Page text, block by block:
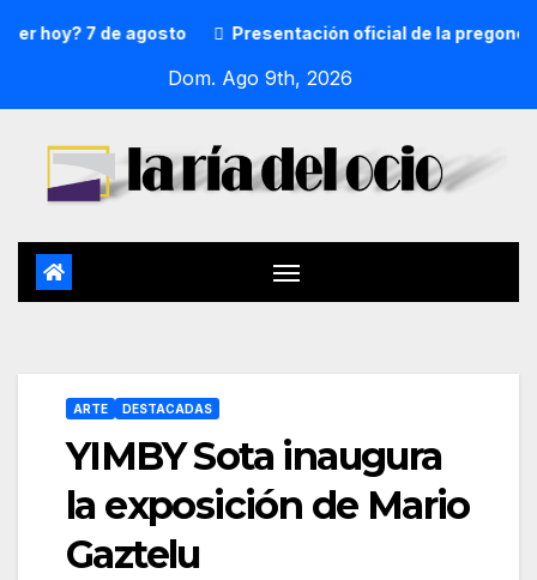
7 de agosto Presentación oficial de la pregonera y
Dom. Ago 9th, 2026
ARTE DESTACADAS
YIMBY Sota inaugura
la exposición de Mario
Gaztelu